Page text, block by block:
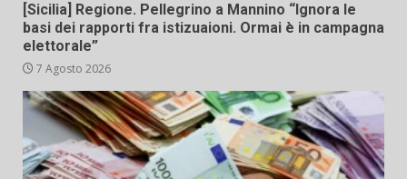
[Sicilia] Regione. Pellegrino a Mannino “Ignora le
basi dei rapporti fra istizuaioni. Ormai è in campagna
elettorale”
7 Agosto 2026